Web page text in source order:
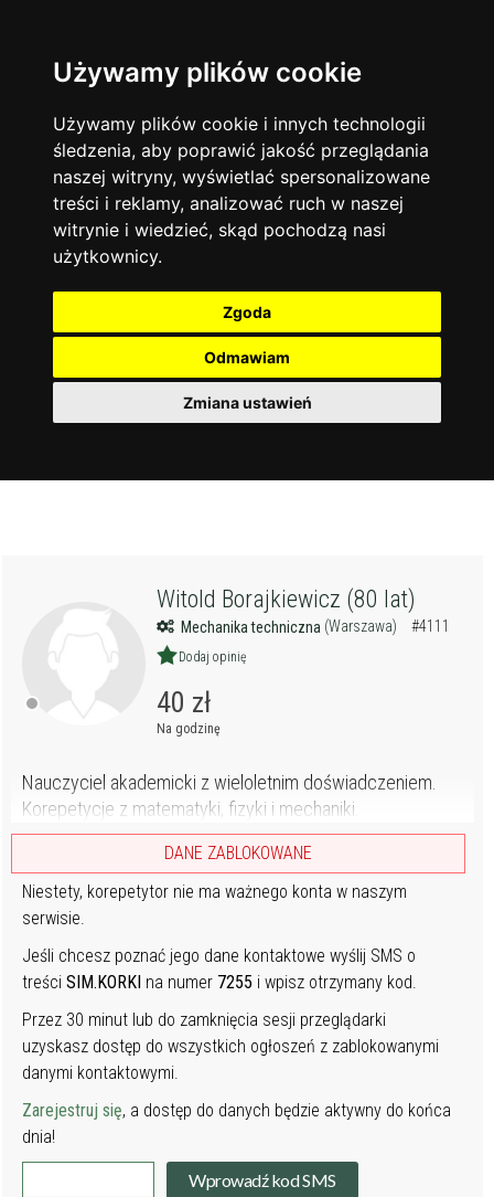
Używamy plików cookie
Używamy plików cookie i innych technologii
śledzenia, aby poprawić jakość przeglądania
naszej witryny, wyświetlać spersonalizowane
treści i reklamy, analizować ruch w naszej
witrynie i wiedzieć, skąd pochodzą nasi
użytkownicy.
Zgoda
Odmawiam
Zmiana ustawień
Język angielski 13744
Matematyka 12928
Chemia 4886
Język niemiecki 4307
Język polski 3426
Fizyka
Język francuski
Warszawa
Korepetycje
Online
14836
Kraków 7753
Wrocław
Łódź 3511
Gdańsk 2075
Witold Borajkiewicz (80 lat)
Mechanika techniczna (Warszawa) #4111
Dodaj opinię
40 zł
Na godzinę
Nauczyciel akademicki z wieloletnim doświadczeniem.
Korepetycje z matematyki, fizyki i mechaniki.
DANE ZABLOKOWANE
Niestety, korepetytor nie ma ważnego konta w naszym
serwisie.
Jeśli chcesz poznać jego dane kontaktowe wyślij SMS o
treściSIM.KORKI na numer 7255 i wpisz otrzymany kod.
Przez 30 minut lub do zamknięcia sesji przeglądarki
uzyskasz dostęp do wszystkich ogłoszeń z zablokowanymi
danymi kontaktowymi.
Zarejestruj się, a dostęp do danych będzie aktywny do końca
dnia!
Wprowadź kod SMS